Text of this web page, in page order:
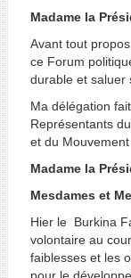
Madame la
Avant tout
ce Forum
durable et saluer
Ma délégation
Représentants
et du
Madame la
Mesdames et
Hier le Burkina
volontaire au
faiblesses et les